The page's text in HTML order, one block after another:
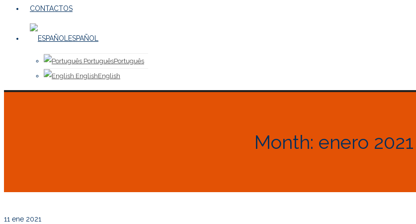
CONTACTOS
ESPAÑOL
PortuguêsPortuguês
EnglishEnglish
Month: enero 2021
11 ene 2021